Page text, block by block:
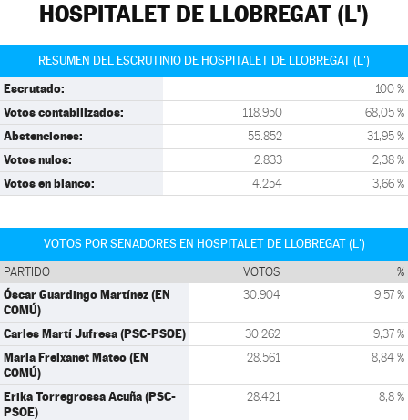
HOSPITALET DE LLOBREGAT (L')
RESUMEN DEL ESCRUTINIO DE HOSPITALET DE LLOBREGAT (L')
Escrutado: 100 %
Votos contabilizados: 118.950 68,05 %
Abstenciones: 55.852 31,95 %
Votos nulos: 2.833 2,38 %
Votos en blanco: 4.254 3,66 %
VOTOS POR SENADORES EN HOSPITALET DE LLOBREGAT (L')
PARTIDO VOTOS %
Óscar Guardingo Martínez (EN
COMÚ)
30.904 9,57 %
Carles Martí Jufresa (PSC-PSOE) 30.262 9,37 %
Maria Freixanet Mateo (EN
COMÚ)
28.561 8,84 %
Erika Torregrossa Acuña (PSC-
PSOE)
28.421 8,8 %